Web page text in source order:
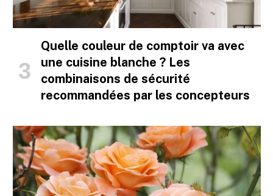
Quelle couleur de comptoir va avec
une cuisine blanche ? Les
combinaisons de sécurité
recommandées par les concepteurs